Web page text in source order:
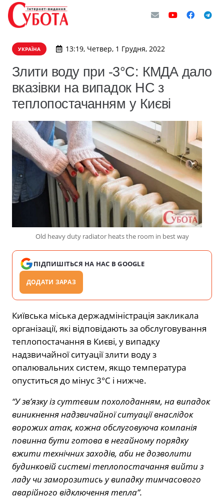
УКРАЇНА 13:19, Четвер, 1 Грудня, 2022
Злити воду при -3°C: КМДА дало
вказівки на випадок НС з
теплопостачанням у Києві
Old heavy duty radiator heats the room in best way
ПІДПИШІТЬСЯ НА НАС В GOOGLE
ДОДАТИ ЗАРАЗ
Київська міська держадміністрація закликала
організації, які відповідають за обслуговування
теплопостачання в Києві, у випадку
надзвичайної ситуації злити воду з
опалювальних систем, якщо температура
опуститься до мінус 3°C і нижче.
“У зв’язку із суттєвим похолоданням, на випадок
виникнення надзвичайної ситуації внаслідок
ворожих атак, кожна обслуговуюча компанія
повинна бути готова в негайному порядку
вжити технічних заходів, аби не дозволити
будинковій системі теплопостачання вийти з
ладу чи заморозитись у випадку тимчасового
аварійного відключення тепла”.